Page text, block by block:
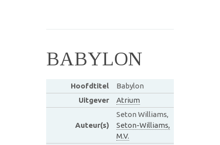
BABYLON
Hoofdtitel
Babylon
Uitgever
Atrium
Auteur(s)
Seton Williams,
Seton-Williams,
M.V.